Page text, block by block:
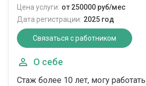
Цена услуги: от 250000 руб/мес
Дата регистрации: 2025 год
Связаться с работником
О себе
Стаж более 10 лет, могу